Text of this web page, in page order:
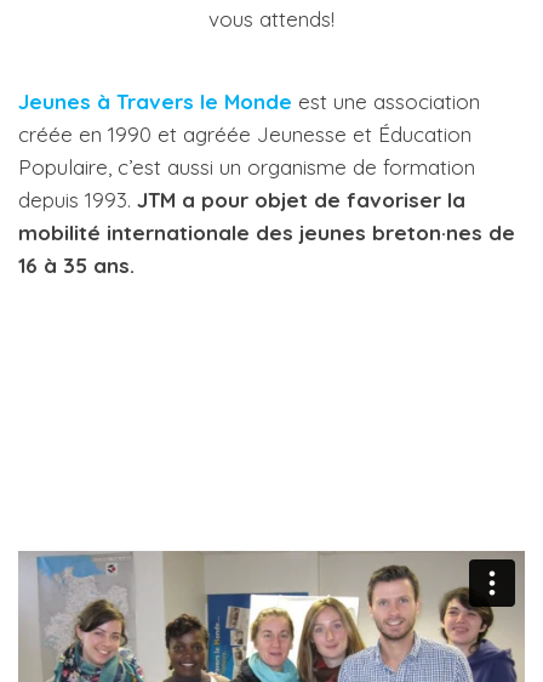
vous attends!
Jeunes à Travers le Monde est une association
créée en 1990 et agréée Jeunesse et Éducation
Populaire, c’est aussi un organisme de formation
depuis 1993. JTM a pour objet de favoriser la
mobilité internationale des jeunes breton·nes de
16 à 35 ans.